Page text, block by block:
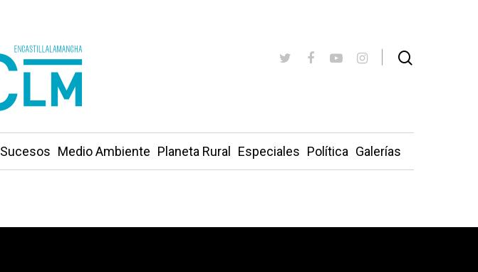
Sucesos Medio Ambiente Planeta Rural Especiales Política Galerías